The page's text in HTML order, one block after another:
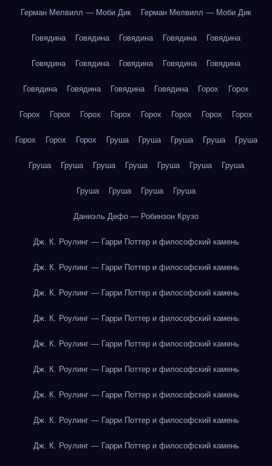
Герман Мелвилл — Моби Дик Герман Мелвилл — Моби Дик
Говядина Говядина Говядина Говядина Говядина
Говядина Говядина Говядина Говядина Говядина
Говядина Говядина Говядина Говядина Горох Горох
Горох Горох Горох Горох Горох Горох Горох Горох
Горох Горох Горох Груша Груша Груша Груша Груша
Груша Груша Груша Груша Груша Груша Груша
Груша Груша Груша Груша
Даниэль Дефо — Робинзон Крузо
Дж. К. Роулинг — Гарри Поттер и философский камень
Дж. К. Роулинг — Гарри Поттер и философский камень
Дж. К. Роулинг — Гарри Поттер и философский камень
Дж. К. Роулинг — Гарри Поттер и философский камень
Дж. К. Роулинг — Гарри Поттер и философский камень
Дж. К. Роулинг — Гарри Поттер и философский камень
Дж. К. Роулинг — Гарри Поттер и философский камень
Дж. К. Роулинг — Гарри Поттер и философский камень
Дж. К. Роулинг — Гарри Поттер и философский камень